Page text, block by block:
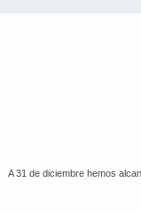
A 31 de diciembre hemos